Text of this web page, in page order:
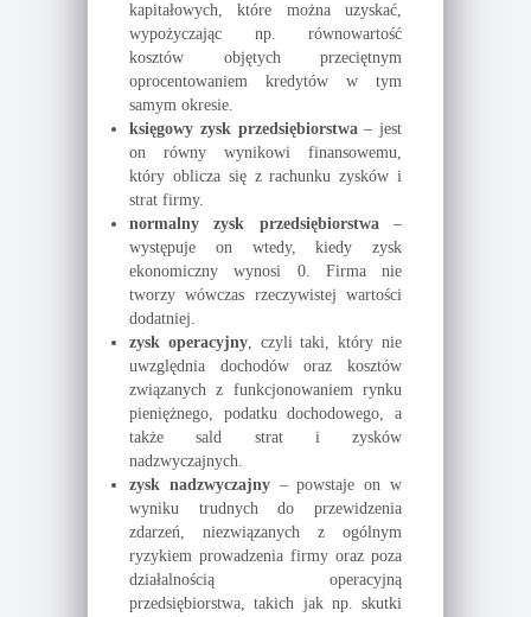
kapitałowych, które można uzyskać,
wypożyczając np. równowartość
kosztów objętych przeciętnym
oprocentowaniem kredytów w tym
samym okresie.
księgowy zysk przedsiębiorstwa– jest
on równy wynikowi finansowemu,
który oblicza się z rachunku zysków i
strat firmy.
normalny zysk przedsiębiorstwa–
występuje on wtedy, kiedy zysk
ekonomiczny wynosi 0. Firma nie
tworzy wówczas rzeczywistej wartości
dodatniej.
zysk operacyjny, czyli taki, który nie
uwzględnia dochodów oraz kosztów
związanych z funkcjonowaniem rynku
pieniężnego, podatku dochodowego, a
także sald strat i zysków
nadzwyczajnych.
zysk nadzwyczajny– powstaje on w
wyniku trudnych do przewidzenia
zdarzeń, niezwiązanych z ogólnym
ryzykiem prowadzenia firmy oraz poza
działalnością operacyjną
przedsiębiorstwa, takich jak np. skutki